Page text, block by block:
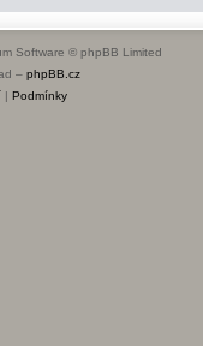
Software © phpBB Limited
– phpBB.cz
| Podmínky